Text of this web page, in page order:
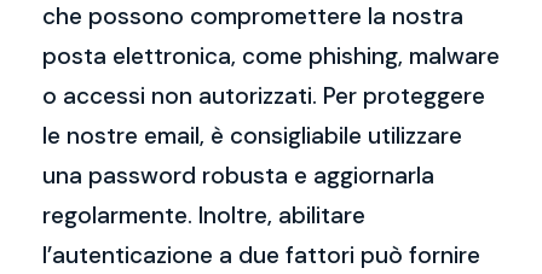
che possono compromettere la nostra
posta elettronica, come phishing, malware
o accessi non autorizzati. Per proteggere
le nostre email, è consigliabile utilizzare
una password robusta e aggiornarla
regolarmente. Inoltre, abilitare
l’autenticazione a due fattori può fornire